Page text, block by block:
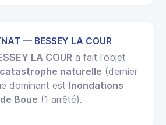
— BESSEY LA COUR
LA COUR a fait l'objet
naturelle (dernier
dominant est Inondations
Boue (1 arrêté).